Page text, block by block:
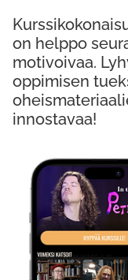
on helppo
motivoivaa.
oppimisen
innostavaa!